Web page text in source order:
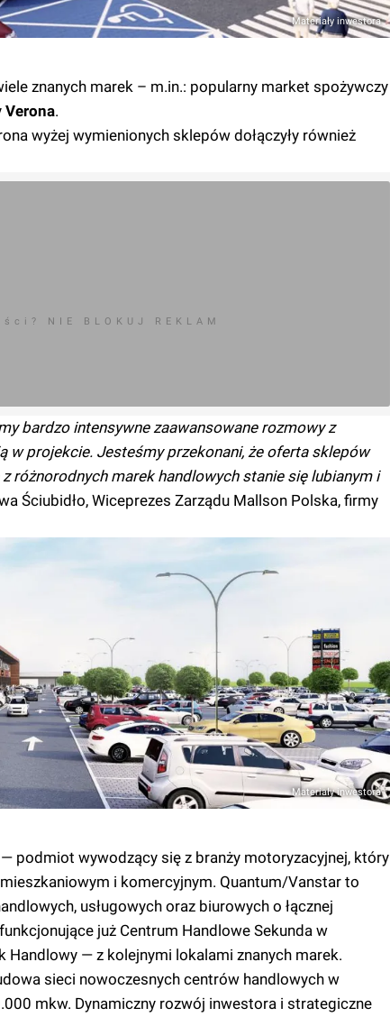
Materiały inwestora
znanych marek – m.in.: popularny market spożywczy
Verona.
wyżej wymienionych sklepów dołączyły również
NIE BLOKUJ REKLAM
bardzo intensywne zaawansowane rozmowy z
projekcie. Jesteśmy przekonani, że oferta sklepów
różnorodnych marek handlowych stanie się lubianym i
Ściubidło, Wiceprezes Zarządu Mallson Polska, firmy
Materiały inwestora
— podmiot wywodzący się z branży motoryzacyjnej, który
i komercyjnym. Quantum/Vanstar to
usługowych oraz biurowych o łącznej
już Centrum Handlowe Sekunda w
— z kolejnymi lokalami znanych marek.
sieci nowoczesnych centrów handlowych w
mkw. Dynamiczny rozwój inwestora i strategiczne